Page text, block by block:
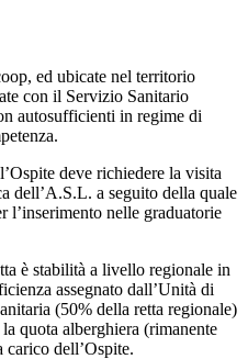
ed ubicate nel territorio
con il Servizio Sanitario
autosufficienti in regime di
deve richiedere la visita
dell’A.S.L. a seguito della quale
l’inserimento nelle graduatorie
è stabilità a livello regionale in
assegnato dall’Unità di
(50% della retta regionale)
quota alberghiera (rimanente
carico dell’Ospite.